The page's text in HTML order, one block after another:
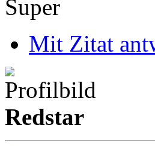
Super
Mit Zitat
Redstar